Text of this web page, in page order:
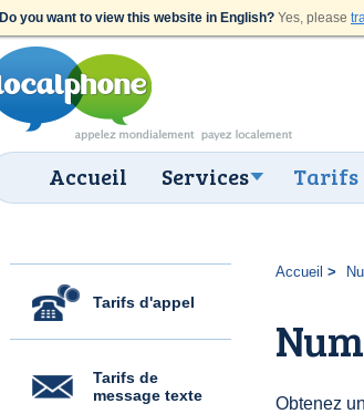
Do you want to view this website in English? Yes, please
Accueil Services Tarifs
Tarifs d'appel
Tarifs de
message texte
Accueil
Obtenez